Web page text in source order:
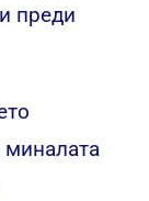
преди
миналата